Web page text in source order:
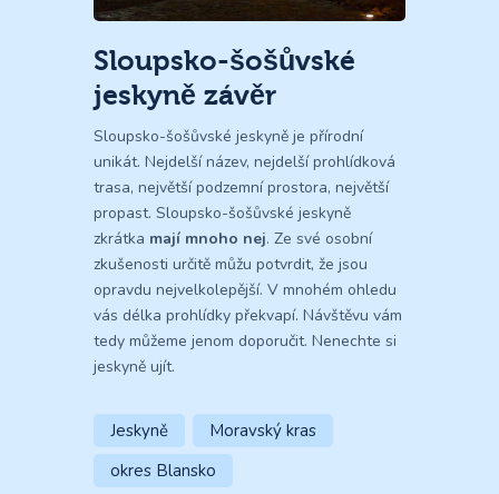
Sloupsko-šošůvské
jeskyně závěr
Sloupsko-šošůvské jeskyně je přírodní
unikát. Nejdelší název, nejdelší prohlídková
trasa, největší podzemní prostora, největší
propast. Sloupsko-šošůvské jeskyně
zkrátka mají mnoho nej. Ze své osobní
zkušenosti určitě můžu potvrdit, že jsou
opravdu nejvelkolepější. V mnohém ohledu
vás délka prohlídky překvapí. Návštěvu vám
tedy můžeme jenom doporučit. Nenechte si
jeskyně ujít.
Jeskyně
Moravský kras
okres Blansko